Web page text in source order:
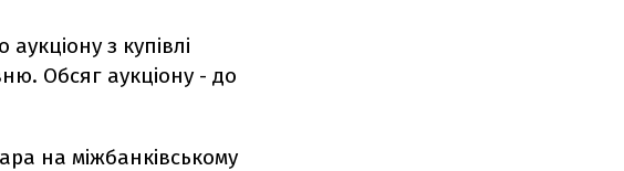
з купівлі
Обсяг аукціону - до
на міжбанківському